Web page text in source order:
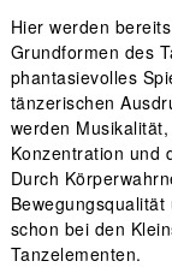
Hier werden
Grundformen des
phantasievolles
tänzerischen
werden
Konzentration und
Durch
schon bei den
Tanzelementen.